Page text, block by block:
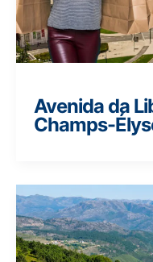
Avenida da
Champs-